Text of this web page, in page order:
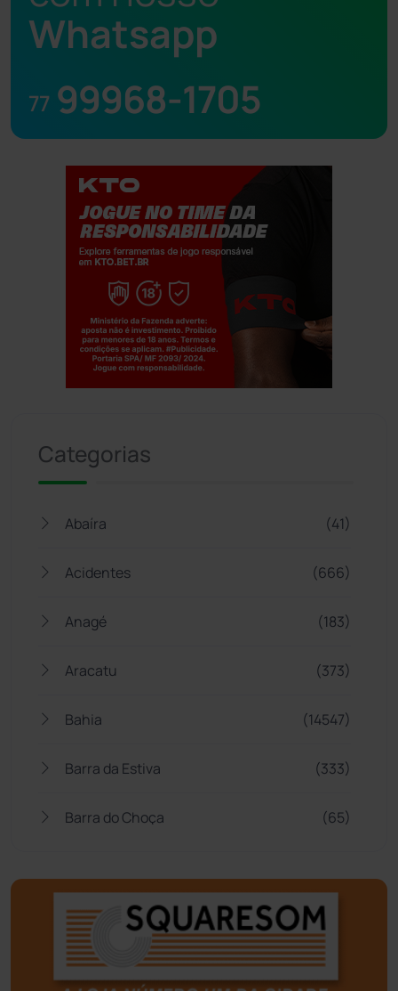
Whatsapp
77 99968-1705
Categorias
Abaíra (41)
Acidentes (666)
Anagé (183)
Aracatu (373)
Bahia (14547)
Barra da Estiva (333)
Barra do Choça (65)
Bom Jesus da Lapa (510)
Boquira (152)